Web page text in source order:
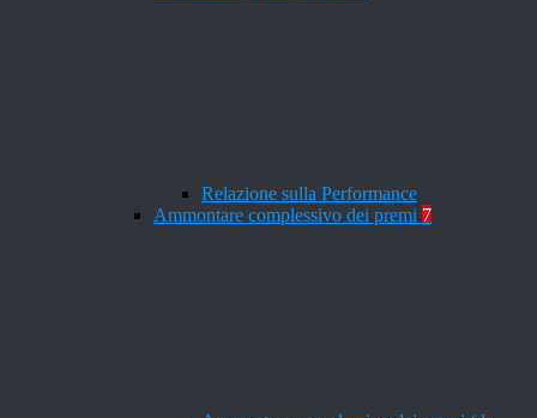
Relazione sulla Performance
Ammontare complessivo dei premi 7